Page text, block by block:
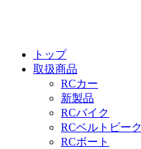
トップ
取扱商品
RCカー
新製品
RCバイク
RCベルトビー
RCボート